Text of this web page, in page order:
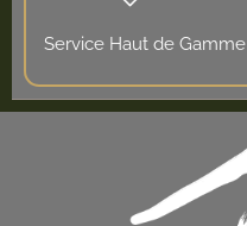
Service Haut de Gamme